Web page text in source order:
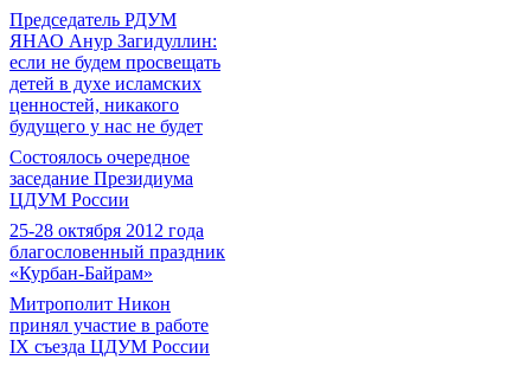
Председатель РДУМ
ЯНАО Анур Загидуллин:
если не будем просвещать
детей в духе исламских
ценностей, никакого
будущего у нас не будет
Состоялось очередное
заседание Президиума
ЦДУМ России
25-28 октября 2012 года
благословенный праздник
«Курбан-Байрам»
Митрополит Никон
принял участие в работе
IX съезда ЦДУМ России